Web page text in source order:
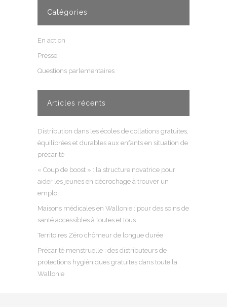
Catégories
En action
Presse
Questions parlementaires
Articles récents
Distribution dans les écoles de collations gratuites,
équilibrées et durables aux enfants en situation de
précarité
« Coup de boost » : la structure novatrice pour
aider les jeunes en décrochage à trouver un
emploi
Maisons médicales en Wallonie : pour des soins de
santé accessibles à toutes et tous
Territoires Zéro chômeur de longue durée
Précarité menstruelle : des distributeurs de
protections hygiéniques gratuites dans toute la
Wallonie